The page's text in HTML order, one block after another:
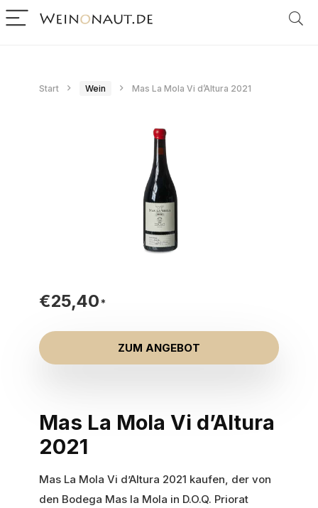
Start Wein Mas La Mola Vi d’Altura 2021
Mas La Mola Vi d’Altura
2021
Mas La Mola Vi d’Altura 2021 kaufen, der von
den Bodega Mas la Mola in D.O.Q. Priorat
€25,40
ZUM ANGEBOT